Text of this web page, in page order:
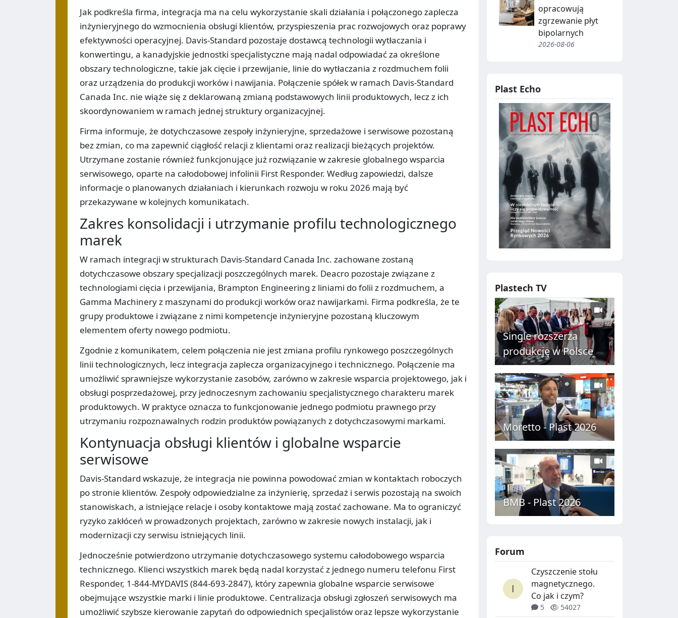
Jak podkreśla firma, integracja ma na celu wykorzystanie skali działania i połączonego zaplecza
inżynieryjnego do wzmocnienia obsługi klientów, przyspieszenia prac rozwojowych oraz poprawy
efektywności operacyjnej. Davis-Standard pozostaje dostawcą technologii wytłaczania i
konwertingu, a kanadyjskie jednostki specjalistyczne mają nadal odpowiadać za określone
obszary technologiczne, takie jak cięcie i przewijanie, linie do wytłaczania z rozdmuchem folii
oraz urządzenia do produkcji worków i nawijania. Połączenie spółek w ramach Davis-Standard
Canada Inc. nie wiąże się z deklarowaną zmianą podstawowych linii produktowych, lecz z ich
skoordynowaniem w ramach jednej struktury organizacyjnej.
Firma informuje, że dotychczasowe zespoły inżynieryjne, sprzedażowe i serwisowe pozostaną
bez zmian, co ma zapewnić ciągłość relacji z klientami oraz realizacji bieżących projektów.
Utrzymane zostanie również funkcjonujące już rozwiązanie w zakresie globalnego wsparcia
serwisowego, oparte na całodobowej infolinii First Responder. Według zapowiedzi, dalsze
informacje o planowanych działaniach i kierunkach rozwoju w roku 2026 mają być
przekazywane w kolejnych komunikatach.
Zakres konsolidacji i utrzymanie profilu technologicznego
marek
W ramach integracji w strukturach Davis-Standard Canada Inc. zachowane zostaną
dotychczasowe obszary specjalizacji poszczególnych marek. Deacro pozostaje związane z
technologiami cięcia i przewijania, Brampton Engineering z liniami do folii z rozdmuchem, a
Gamma Machinery z maszynami do produkcji worków oraz nawijarkami. Firma podkreśla, że te
grupy produktowe i związane z nimi kompetencje inżynieryjne pozostaną kluczowym
elementem oferty nowego podmiotu.
Zgodnie z komunikatem, celem połączenia nie jest zmiana profilu rynkowego poszczególnych
linii technologicznych, lecz integracja zaplecza organizacyjnego i technicznego. Połączenie ma
umożliwić sprawniejsze wykorzystanie zasobów, zarówno w zakresie wsparcia projektowego, jak i
obsługi posprzedażowej, przy jednoczesnym zachowaniu specjalistycznego charakteru marek
produktowych. W praktyce oznacza to funkcjonowanie jednego podmiotu prawnego przy
utrzymaniu rozpoznawalnych rodzin produktów powiązanych z dotychczasowymi markami.
Kontynuacja obsługi klientów i globalne wsparcie
serwisowe
Davis-Standard wskazuje, że integracja nie powinna powodować zmian w kontaktach roboczych
po stronie klientów. Zespoły odpowiedzialne za inżynierię, sprzedaż i serwis pozostają na swoich
stanowiskach, a istniejące relacje i osoby kontaktowe mają zostać zachowane. Ma to ograniczyć
ryzyko zakłóceń w prowadzonych projektach, zarówno w zakresie nowych instalacji, jak i
modernizacji czy serwisu istniejących linii.
Jednocześnie potwierdzono utrzymanie dotychczasowego systemu całodobowego wsparcia
technicznego. Klienci wszystkich marek będą nadal korzystać z jednego numeru telefonu First
Responder, 1-844-MYDAVIS (844-693-2847), który zapewnia globalne wsparcie serwisowe
obejmujące wszystkie marki i linie produktowe. Centralizacja obsługi zgłoszeń serwisowych ma
umożliwić szybsze kierowanie zapytań do odpowiednich specjalistów oraz lepsze wykorzystanie
opracowują
zgrzewanie płyt
bipolarnych
2026-08-06
Plast Echo
Plastech TV
Single rozszerza
produkcję w Polsce
Moretto - Plast 2026
BMB - Plast 2026
Forum
Czyszczenie stołu
magnetycznego.
Co jak i czym?
5 54027